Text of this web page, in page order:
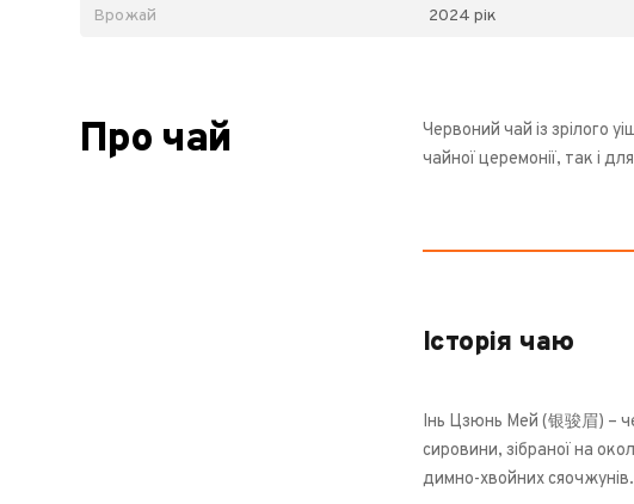
Врожай 2024 рік
Про чай
Червоний чай із зрілого
чайної церемонії, так і
Історія чаю
Інь Цзюнь Мей (银骏眉) –
сировини, зібраної на
димно-хвойних сяочжунів.